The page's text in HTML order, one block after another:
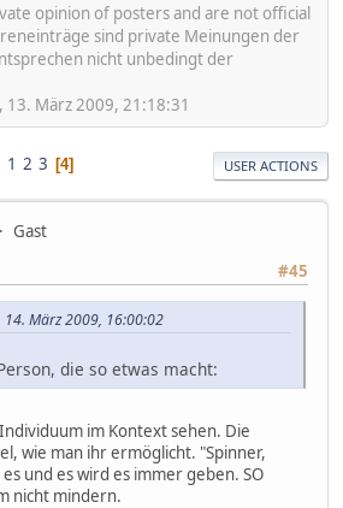
opinion of posters and are not official
sind private Meinungen der
nicht unbedingt der
März 2009, 21:18:31
1 2 3 4 USER ACTIONS
Gast
#45
März 2009, 16:00:02
die so etwas macht:
im Kontext sehen. Die
wie man ihr ermöglicht. "Spinner,
und es wird es immer geben. SO
nicht mindern.